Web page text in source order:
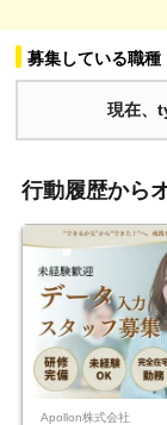
募集している職種
現在、
行動履歴から
Apollon株式会社